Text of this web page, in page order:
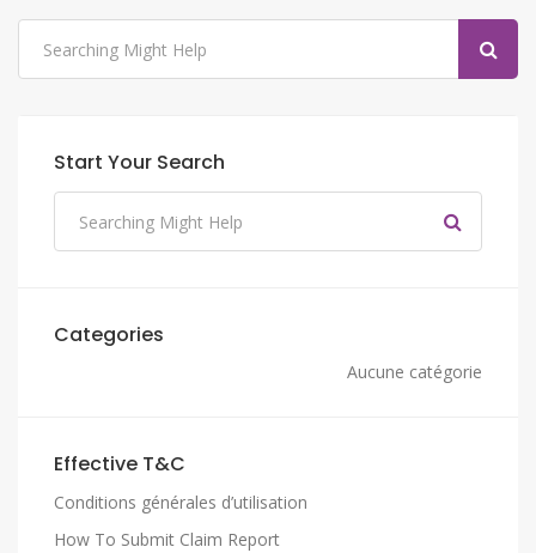
Start Your Search
Categories
Aucune catégorie
Effective T&C
Conditions générales d’utilisation
How To Submit Claim Report